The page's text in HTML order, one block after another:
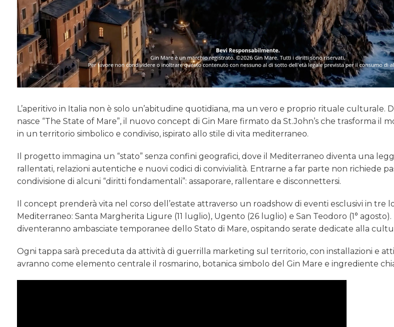
L’aperitivo in Italia non è solo un’abitudine quotidiana, ma un vero e proprio rituale culturale.
nasce “The State of Mare”, il nuovo concept di Gin Mare firmato da St.John’s che trasforma il
in un territorio simbolico e condiviso, ispirato allo stile di vita mediterraneo.
Il progetto immagina un “stato” senza confini geografici, dove il Mediterraneo diventa una
rallentati, relazioni autentiche e nuovi codici di convivialità. Entrarne a far parte non richiede
condivisione di alcuni “diritti fondamentali”: assaporare, rallentare e disconnettersi.
Il concept prenderà vita nel corso dell’estate attraverso un roadshow di eventi esclusivi in tre
Mediterraneo: Santa Margherita Ligure (11 luglio), Ugento (26 luglio) e San Teodoro (1°
diventeranno ambasciate temporanee dello Stato di Mare, ospitando serate dedicate alla
Ogni tappa sarà preceduta da attività di guerrilla marketing sul territorio, con installazioni e
avranno come elemento centrale il rosmarino, botanica simbolo del Gin Mare e ingrediente